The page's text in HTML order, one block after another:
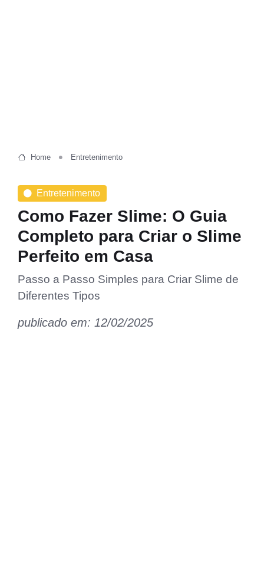
Home Entretenimento
Entretenimento
Como Fazer Slime: O Guia
Completo para Criar o Slime
Perfeito em Casa
Passo a Passo Simples para Criar Slime de
Diferentes Tipos
publicado em: 12/02/2025